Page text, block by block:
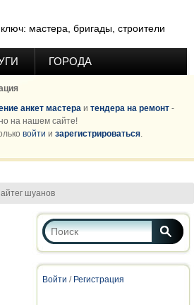
мастера, бригады, строители
ГОРОДА
анкет мастера и тендера на ремонт -
на нашем сайте!
войти и зарегистрироваться.
айтег шуанов
Форма поиска
Поиск
Войти / Регистрация